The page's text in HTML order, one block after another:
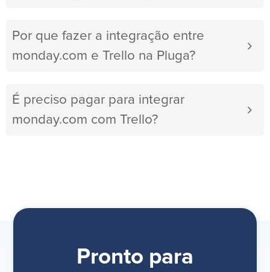
Por que fazer a integração entre
monday.com e Trello na Pluga?
É preciso pagar para integrar
monday.com com Trello?
Pronto para